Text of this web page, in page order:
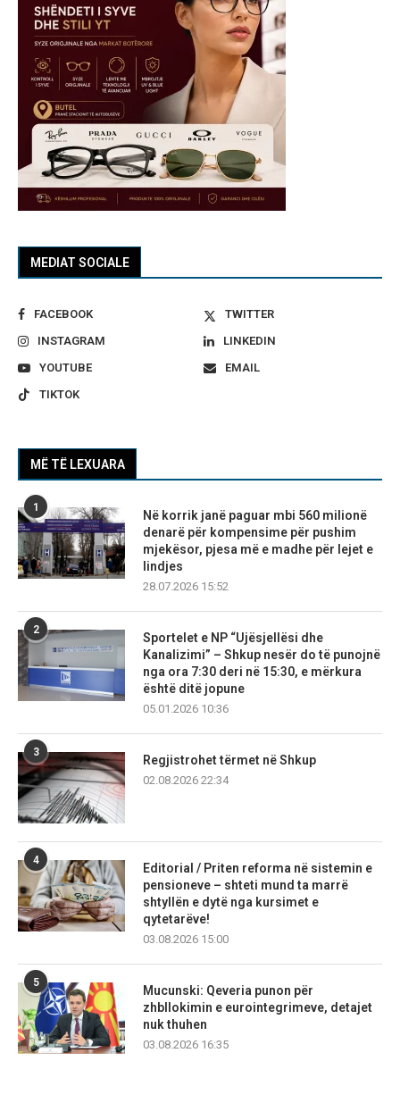
MEDIAT SOCIALE
FACEBOOK
TWITTER
INSTAGRAM
LINKEDIN
YOUTUBE
EMAIL
TIKTOK
MË TË LEXUARA
1
Në korrik janë paguar mbi 560 milionë
denarë për kompensime për pushim
mjekësor, pjesa më e madhe për lejet e
lindjes
28.07.2026 15:52
2
Sportelet e NP “Ujësjellësi dhe
Kanalizimi” – Shkup nesër do të punojnë
nga ora 7:30 deri në 15:30, e mërkura
është ditë jopune
05.01.2026 10:36
3
Regjistrohet tërmet në Shkup
02.08.2026 22:34
4
Editorial / Priten reforma në sistemin e
pensioneve – shteti mund ta marrë
shtyllën e dytë nga kursimet e
qytetarëve!
03.08.2026 15:00
5
Mucunski: Qeveria punon për
zhbllokimin e eurointegrimeve, detajet
nuk thuhen
03.08.2026 16:35